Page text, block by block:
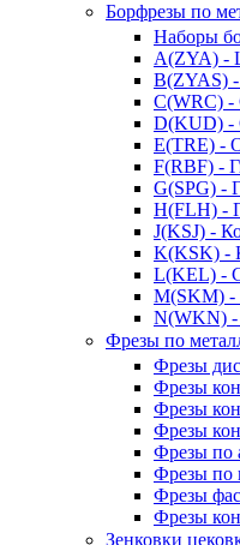
Борфрезы по
Наборы
A(ZYA) -
B(ZYAS)
C(WRC) -
D(KUD) -
E(TRE) -
F(RBF) -
G(SPG) -
H(FLH) -
J(KSJ) -
K(KSK) -
L(KEL) -
M(SKM) -
N(WKN) -
Фрезы по
Фрезы
Фрезы
Фрезы
Фрезы
Фрезы
Фрезы по
Фрезы
Фрезы
Зенковки